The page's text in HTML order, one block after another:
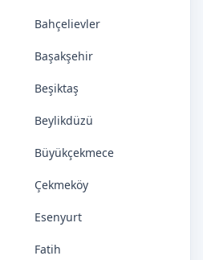
Bahçelievler
Başakşehir
Beşiktaş
Beylikdüzü
Büyükçekmece
Çekmeköy
Esenyurt
Fatih